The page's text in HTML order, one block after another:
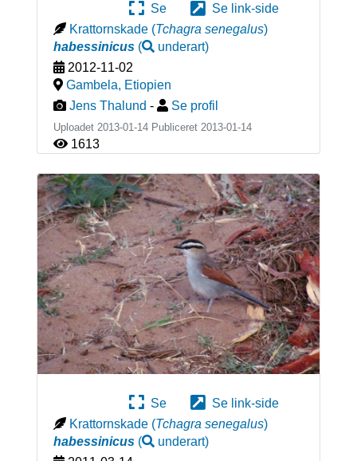
Se
Se link-side
Krattornskade (Tchagra senegalus)
habessinicus( underart)
2012-11-02
Gambela, Etiopien
Jens Thalund - Se profil
Uploadet 2013-01-14 Publiceret 2013-01-14
1613
Se
Se link-side
Krattornskade (Tchagra senegalus)
habessinicus( underart)